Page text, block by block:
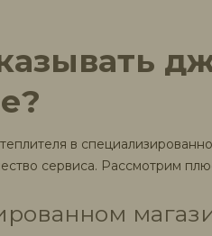
в
сервиса. Рассмотрим